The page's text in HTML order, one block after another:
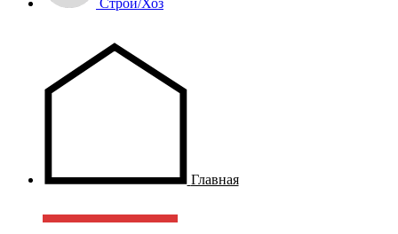
Строй/Хоз
Главная